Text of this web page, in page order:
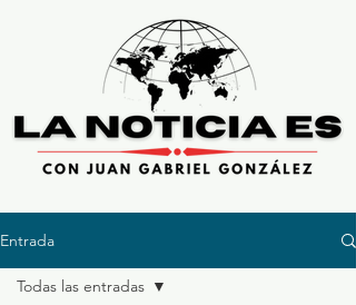
Entrada
Todas las entradas